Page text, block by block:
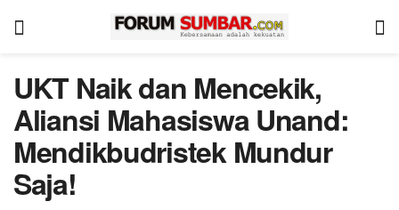
UKT Naik dan Mencekik,
Aliansi Mahasiswa Unand:
Mendikbudristek Mundur
Saja!